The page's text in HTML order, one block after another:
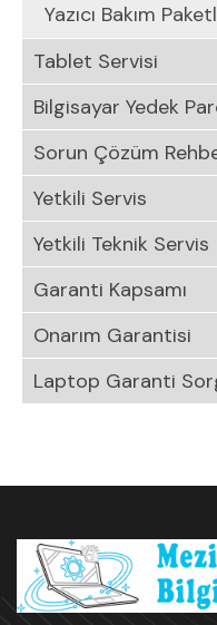
Yazıcı Bakım
Tablet Servisi
Bilgisayar Yedek
Sorun Çözüm
Yetkili Servis
Yetkili Teknik Servis
Garanti Kapsamı
Onarım Garantisi
Laptop Garanti